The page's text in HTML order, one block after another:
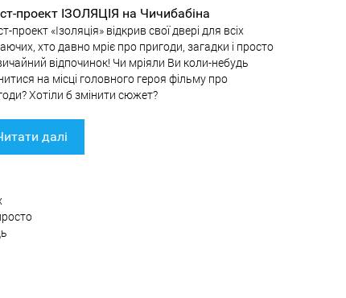
проект ІЗОЛЯЦІЯ на Чичибабіна
проект «Ізоляція» відкрив свої двері для всіх
хто давно мріє про пригоди, загадки і просто
відпочинок! Чи мріяли Ви коли-небудь
на місці головного героя фільму про
Хотіли б змінити сюжет?
далі